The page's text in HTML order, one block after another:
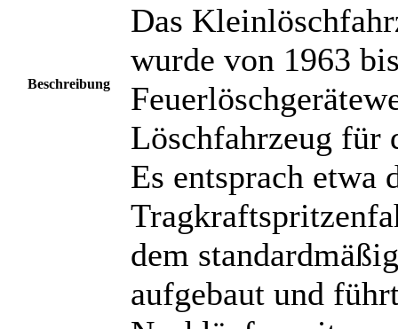
Beschreibung
Das
wurde von 1963
Löschfahrzeug für
Es entsprach etwa
dem
aufgebaut und